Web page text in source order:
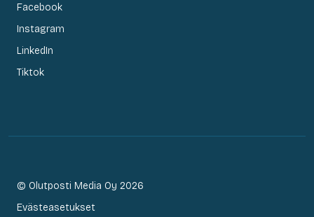
Facebook
Instagram
LinkedIn
Tiktok
© Olutposti Media Oy 2026
Evästeasetukset